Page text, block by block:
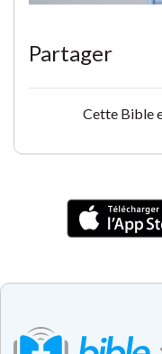
Partager
Cette Bible